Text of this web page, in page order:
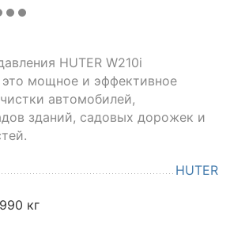
HUTER W210i
это мощное и эффективное
автомобилей,
зданий, садовых дорожек и
HUTER
кг